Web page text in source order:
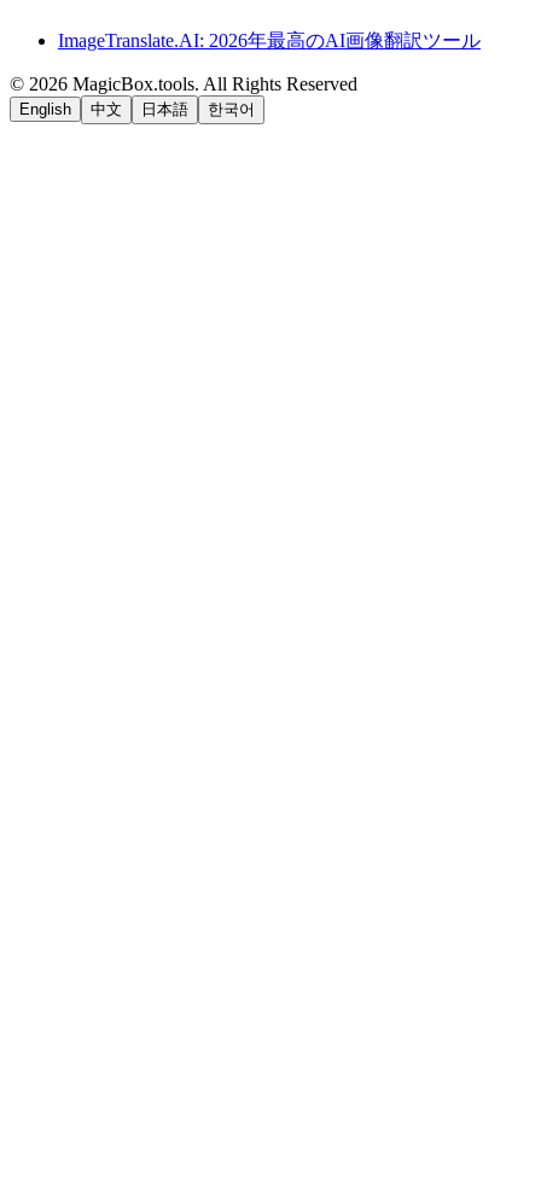
ImageTranslate.AI: 2026年最高のAI画像翻訳ツール
© 2026 MagicBox.tools. All Rights Reserved
English 中文 日本語 한국어